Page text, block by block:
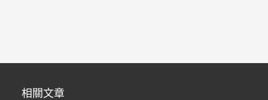
相關文章